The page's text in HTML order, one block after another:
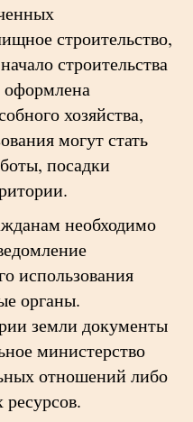
строительство,
строительства
хозяйства,
могут стать
посадки
необходимо
использования
органы.
земли документы
министерство
отношений либо